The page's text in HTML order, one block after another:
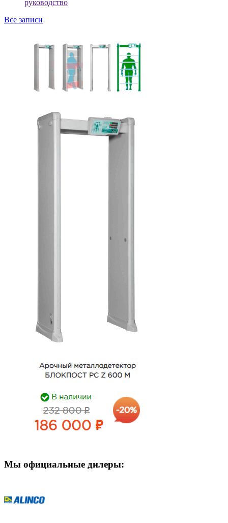
руководство
Все записи
Мы официальные дилеры: